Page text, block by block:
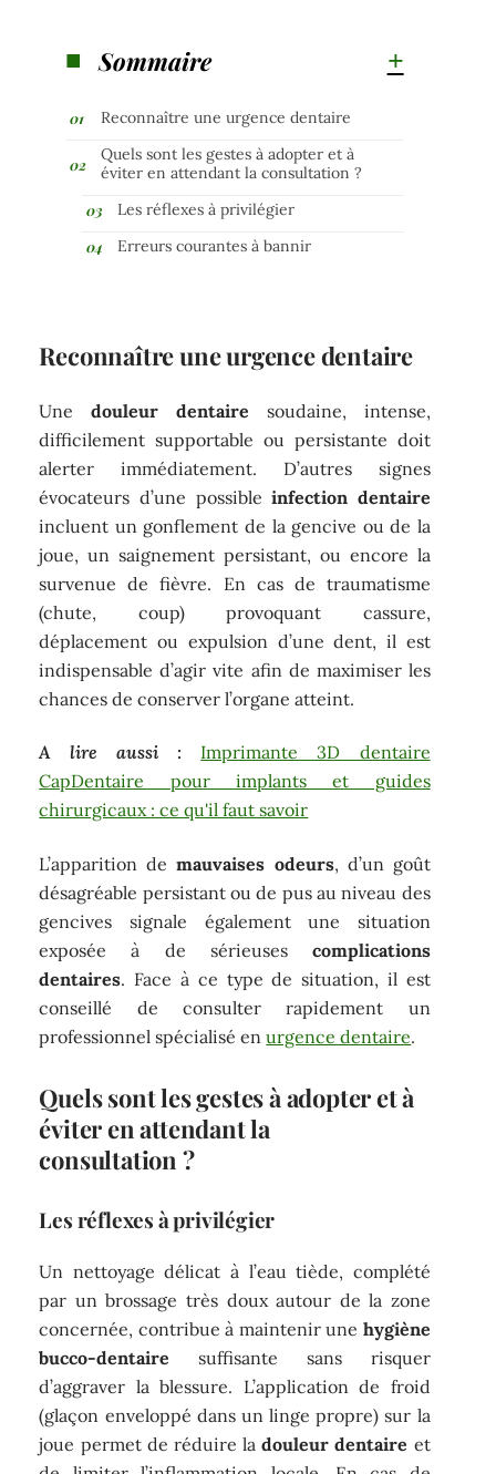
Sommaire
Reconnaître une urgence dentaire
Quels sont les gestes à adopter et à
éviter en attendant la consultation ?
Les réflexes à privilégier
Erreurs courantes à bannir
Reconnaître une urgence dentaire
Unedouleur dentaire soudaine, intense,
difficilement supportable ou persistante doit
alerter immédiatement. D’autres signes
évocateurs d’une possibleinfection dentaire
incluent un gonflement de la gencive ou de la
joue, un saignement persistant, ou encore la
survenue de fièvre. En cas de traumatisme
(chute, coup) provoquant cassure,
déplacement ou expulsion d’une dent, il est
indispensable d’agir vite afin de maximiser les
chances de conserver l’organe atteint.
A lire aussi :
Imprimante 3D dentaire
CapDentaire pour implants et guides
chirurgicaux : ce qu'il faut savoir
L’apparition demauvaises odeurs, d’un goût
désagréable persistant ou de pus au niveau des
gencives signale également une situation
exposée à de sérieuses complications
dentaires. Face à ce type de situation, il est
conseillé de consulter rapidement un
professionnel spécialisé enurgence dentaire.
Quels sont les gestes à adopter et à
éviter en attendant la
consultation ?
Les réflexes à privilégier
Un nettoyage délicat à l’eau tiède, complété
par un brossage très doux autour de la zone
concernée, contribue à maintenir une hygiène
bucco-dentaire suffisante sans risquer
d’aggraver la blessure. L’application de froid
(glaçon enveloppé dans un linge propre) sur la
joue permet de réduire ladouleur dentaire et